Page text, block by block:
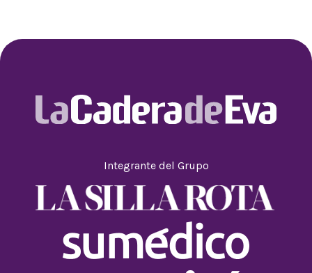
Integrante del Grupo